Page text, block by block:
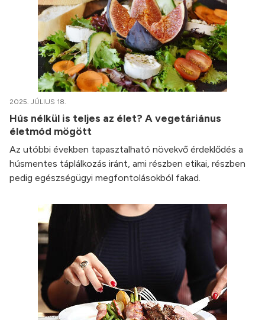
2025. JÚLIUS 18.
Hús nélkül is teljes az élet? A vegetáriánus
életmód mögött
Az utóbbi években tapasztalható növekvő érdeklődés a
húsmentes táplálkozás iránt, ami részben etikai, részben
pedig egészségügyi megfontolásokból fakad.